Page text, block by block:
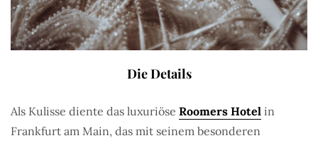
Die Details
Als Kulisse diente das luxuriöse Roomers Hotel in
Frankfurt am Main, das mit seinem besonderen